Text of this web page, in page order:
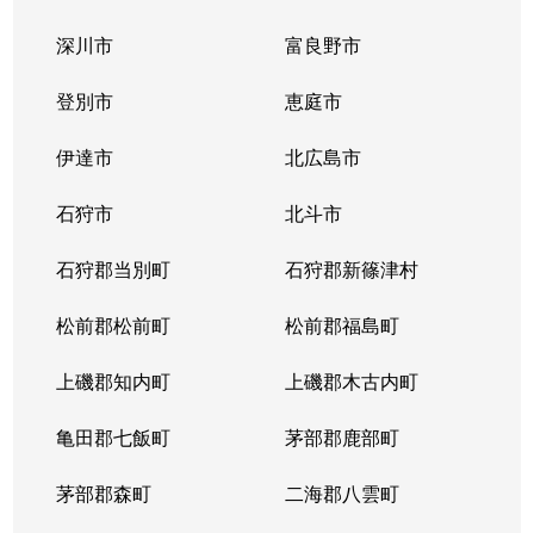
深川市 富良野市
登別市 恵庭市
伊達市 北広島市
石狩市 北斗市
石狩郡当別町 石狩郡新篠津村
松前郡松前町 松前郡福島町
上磯郡知内町 上磯郡木古内町
亀田郡七飯町 茅部郡鹿部町
茅部郡森町 二海郡八雲町